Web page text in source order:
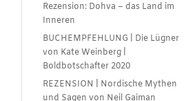
Rezension: Dohva – das Land im
Inneren
BUCHEMPFEHLUNG | Die Lügner
von Kate Weinberg |
Boldbotschafter 2020
REZENSION | Nordische Mythen
und Sagen von Neil Gaiman